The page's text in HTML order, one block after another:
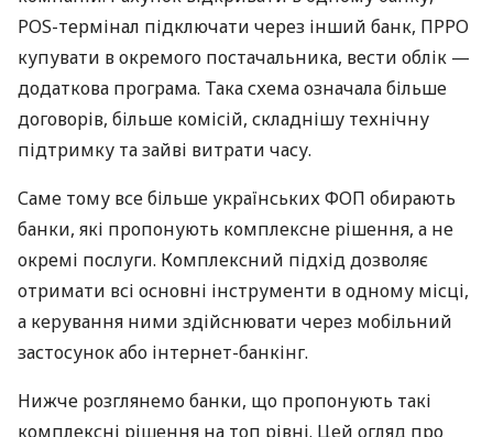
POS-термінал підключати через інший банк, ПРРО
купувати в окремого постачальника, вести облік —
додаткова програма. Така схема означала більше
договорів, більше комісій, складнішу технічну
підтримку та зайві витрати часу.
Саме тому все більше українських ФОП обирають
банки, які пропонують комплексне рішення, а не
окремі послуги. Комплексний підхід дозволяє
отримати всі основні інструменти в одному місці,
а керування ними здійснювати через мобільний
застосунок або інтернет-банкінг.
Нижче розглянемо банки, що пропонують такі
комплексні рішення на топ рівні. Цей огляд про